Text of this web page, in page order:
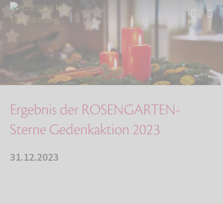
Über uns
Ergebnis der ROSENGARTEN-Sterne Gedenkaktion …
Ergebnis der ROSENGARTEN-
Sterne Gedenkaktion 2023
31.12.2023